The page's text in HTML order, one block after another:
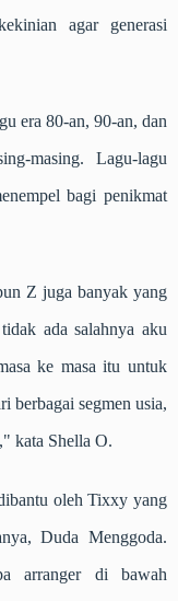
agar generasi
era 80-an, 90-an, dan
masing. Lagu-lagu
bagi penikmat
Z juga banyak yang
ada salahnya aku
ke masa itu untuk
berbagai segmen usia,
kata Shella O.
oleh Tixxy yang
Duda Menggoda.
arranger di bawah